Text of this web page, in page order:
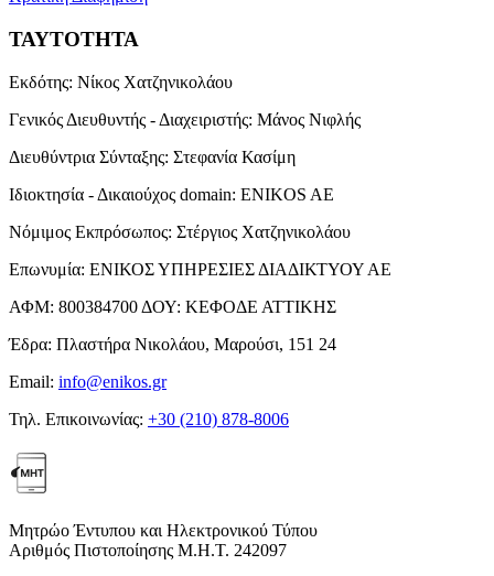
ΤΑΥΤΟΤΗΤΑ
Εκδότης: Νίκος Χατζηνικολάου
Γενικός Διευθυντής - Διαχειριστής: Μάνος Νιφλής
Διευθύντρια Σύνταξης: Στεφανία Κασίμη
Ιδιοκτησία - Δικαιούχος domain: ENIKOS AE
Νόμιμος Εκπρόσωπος: Στέργιος Χατζηνικολάου
Επωνυμία: ΕΝΙΚΟΣ ΥΠΗΡΕΣΙΕΣ ΔΙΑΔΙΚΤΥΟΥ ΑΕ
ΑΦΜ: 800384700 ΔΟΥ: ΚΕΦΟΔΕ ΑΤΤΙΚΗΣ
Έδρα: Πλαστήρα Νικολάου, Μαρούσι, 151 24
Email: info@enikos.gr
Τηλ. Επικοινωνίας: +30 (210) 878-8006
Μητρώο Έντυπου και Ηλεκτρονικού Τύπου
Αριθμός Πιστοποίησης Μ.Η.Τ. 242097